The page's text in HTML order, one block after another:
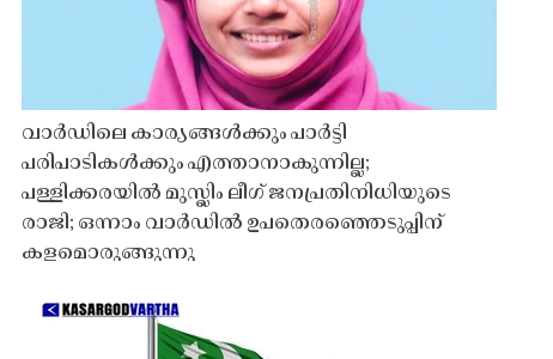
വാർഡിലെ കാര്യങ്ങൾക്കും പാർട്ടി
പരിപാടികൾക്കും എത്താനാകുന്നില്ല;
പള്ളിക്കരയിൽ മുസ്ലിം ലീഗ് ജനപ്രതിനിധിയുടെ
രാജി; ഒന്നാം വാർഡിൽ ഉപതെരഞ്ഞെടുപ്പിന്
കളമൊരുങ്ങുന്നു